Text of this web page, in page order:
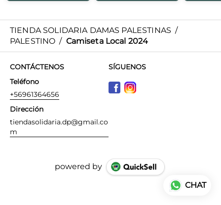
TIENDA SOLIDARIA DAMAS PALESTINAS /
PALESTINO / Camiseta Local 2024
CONTÁCTENOS
Teléfono
+56961364656
Dirección
tiendasolidaria.dp@gmail.co
m
SÍGUENOS
powered by
CHAT